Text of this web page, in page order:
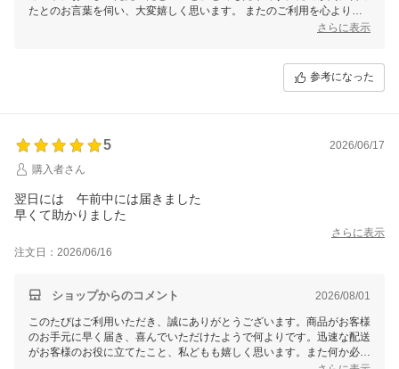
たとのお言葉を伺い、大変嬉しく思います。 またのご利用を心よりお
さらに表示
参考になった
5
2026/06/17
購入者さん
翌日には 午前中には届きました
早くて助かりました
さらに表示
注文日：2026/06/16
ショップからのコメント 2026/08/01
このたびはご利用いただき、誠にありがとうございます。商品がお客様
のお手元に早く届き、喜んでいただけたようで何よりです。迅速な配送
がお客様のお役に立てたこと、私どもも嬉しく思います。また何か必要